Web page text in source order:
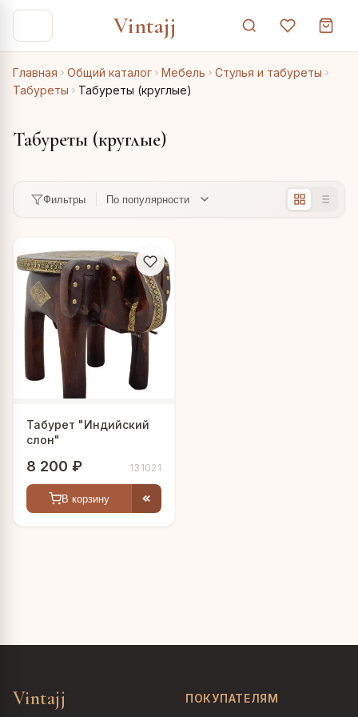
Vintajj
Главная Общий каталог Мебель
Стулья и табуреты
Табуреты
Табуреты (круглые)
Табуреты (круглые)
Фильтры
Табурет "Индийский
слон"
8 200 ₽ 131021
В корзину
Vintajj ПОКУПАТЕЛЯМ